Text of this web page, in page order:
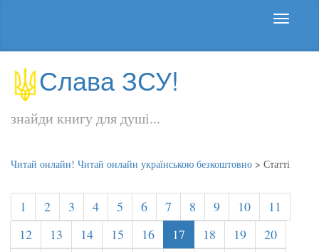
Слава ЗСУ!
знайди книгу для душі...
Читай онлайн! Читай онлайн українською безкоштовно > Статті
1 2 3 4 5 6 7 8 9 10
11
12
13 14 15 16 17 18 19
20